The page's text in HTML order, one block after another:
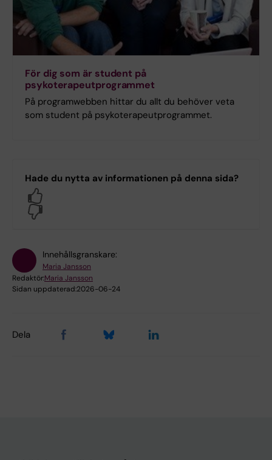
För dig som är student på
psykoterapeutprogrammet
På programwebben hittar du allt du behöver veta
som student på psykoterapeutprogrammet.
Hade du nytta av informationen på denna sida?
Innehållsgranskare:
Maria Jansson
Redaktör:Maria Jansson
Sidan uppdaterad:2026-06-24
Dela